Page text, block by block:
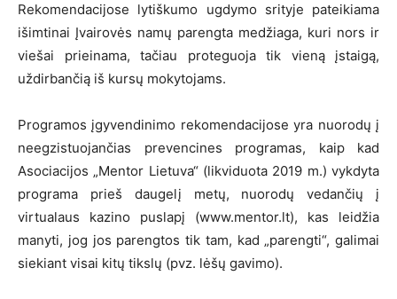
Rekomendacijose lytiškumo ugdymo srityje pateikiama
išimtinai Įvairovės namų parengta medžiaga, kuri nors ir
viešai prieinama, tačiau proteguoja tik vieną įstaigą,
uždirbančią iš kursų mokytojams.
Programos įgyvendinimo rekomendacijose yra nuorodų į
neegzistuojančias prevencines programas, kaip kad
Asociacijos „Mentor Lietuva“ (likviduota 2019 m.) vykdyta
programa prieš daugelį metų, nuorodų vedančių į
virtualaus kazino puslapį (www.mentor.lt), kas leidžia
manyti, jog jos parengtos tik tam, kad „parengti“, galimai
siekiant visai kitų tikslų (pvz. lėšų gavimo).